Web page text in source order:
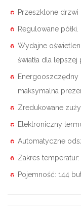
Przeszklone drzwi
Regulowane półki.
Wydajne
światła dla lepszej
Energooszczędny
maksymalna
Zredukowane
Elektroniczny
Automatyczne
Zakres temperatur:
Pojemność: 144